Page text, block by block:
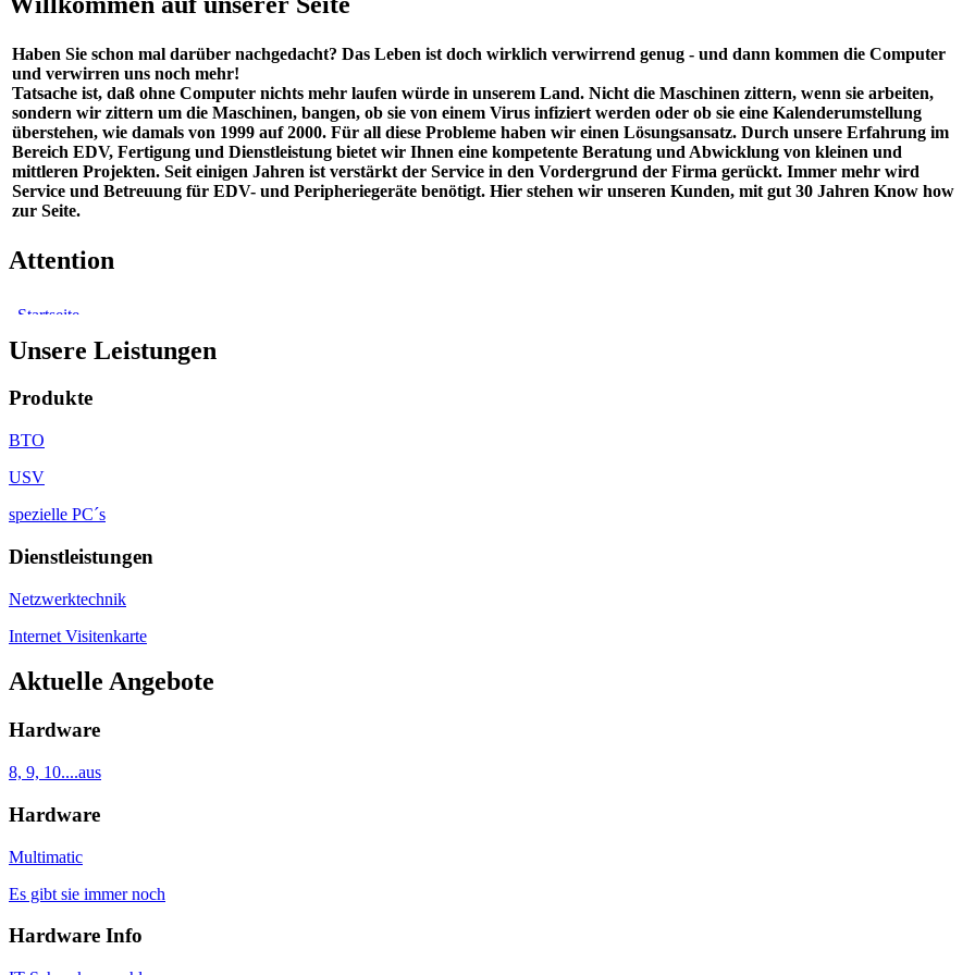
Haben Sie schon mal darüber nachgedacht? Das Leben ist doch wirklich verwirrend genug - und dann kommen die Computer
und verwirren uns noch mehr!
Tatsache ist, daß ohne Computer nichts mehr laufen würde in unserem Land. Nicht die Maschinen zittern, wenn sie arbeiten,
sondern wir zittern um die Maschinen, bangen, ob sie von einem Virus infiziert werden oder ob sie eine Kalenderumstellung
überstehen, wie damals von 1999 auf 2000. Für all diese Probleme haben wir einen Lösungsansatz. Durch unsere Erfahrung im
Bereich EDV, Fertigung und Dienstleistung bietet wir Ihnen eine kompetente Beratung und Abwicklung von kleinen und
mittleren Projekten. Seit einigen Jahren ist verstärkt der Service in den Vordergrund der Firma gerückt. Immer mehr wird
Service und Betreuung für EDV- und Peripheriegeräte benötigt. Hier stehen wir unseren Kunden, mit gut 30 Jahren Know how
zur Seite.
Attention
Unsere Leistungen
Produkte
BTO
USV
spezielle PC´s
Dienstleistungen
Netzwerktechnik
Internet Visitenkarte
Aktuelle Angebote
Hardware
8, 9, 10....aus
Hardware
Multimatic
Es gibt sie immer noch
Hardware Info